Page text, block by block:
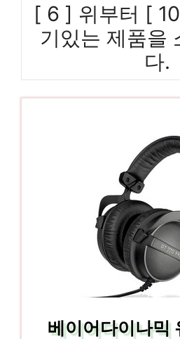
[ 6 ] 위부터 [
기있는 제품을
다.
베이어다이나믹